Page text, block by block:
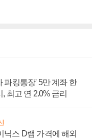
파킹통장' 5만 계좌 한
최고 연 2.0% 금리
닉스 D램 가격에 해외